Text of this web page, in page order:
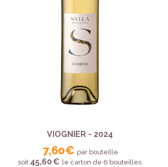
VIOGNIER - 2024
7,60 € par bouteille
soit 45,60 € le carton de 6 bouteilles